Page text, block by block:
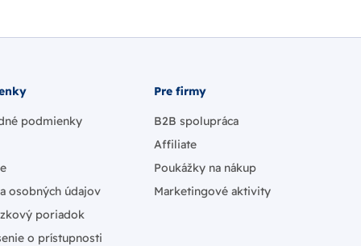
podmienky
osobných údajov
poriadok
o prístupnosti
Pre firmy
B2B spolupráca
Affiliate
Poukážky na nákup
Marketingové aktivity